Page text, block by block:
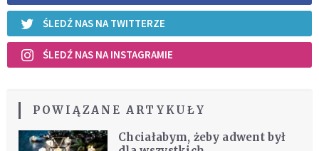
ŚLEDŹ NAS NA TWITTERZE
ŚLEDŹ NAS NA INSTAGRAMIE
POWIĄZANE ARTYKUŁY
Chciałabym, żeby adwent był